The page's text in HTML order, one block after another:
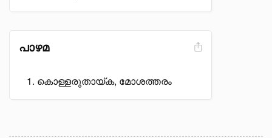
പാഴമ
കൊള്ളരുതായ്ക, മോശത്തരം